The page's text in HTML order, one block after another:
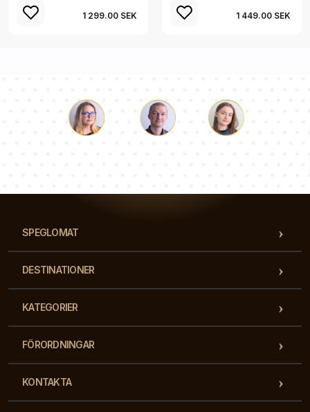
1 299.00 SEK 1 449.00 SEK
SPEGLOMAT
DESTINATIONER
KATEGORIER
FÖRORDNINGAR
KONTAKTA